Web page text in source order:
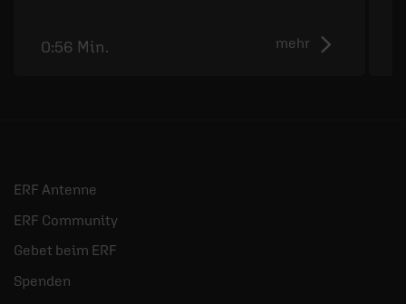
mehr
0:56 Min.
ERF Antenne
ERF Community
Gebet beim ERF
Spenden